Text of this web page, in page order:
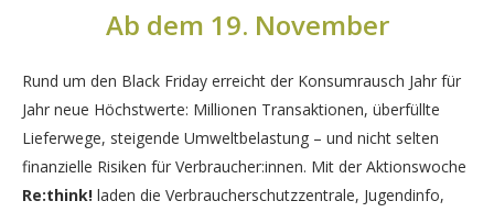
Ab dem 19. November
Rund um den Black Friday erreicht der Konsumrausch Jahr für
Jahr neue Höchstwerte: Millionen Transaktionen, überfüllte
Lieferwege, steigende Umweltbelastung – und nicht selten
finanzielle Risiken für Verbraucher:innen. Mit der Aktionswoche
Re:think! laden die Verbraucherschutzzentrale, Jugendinfo,